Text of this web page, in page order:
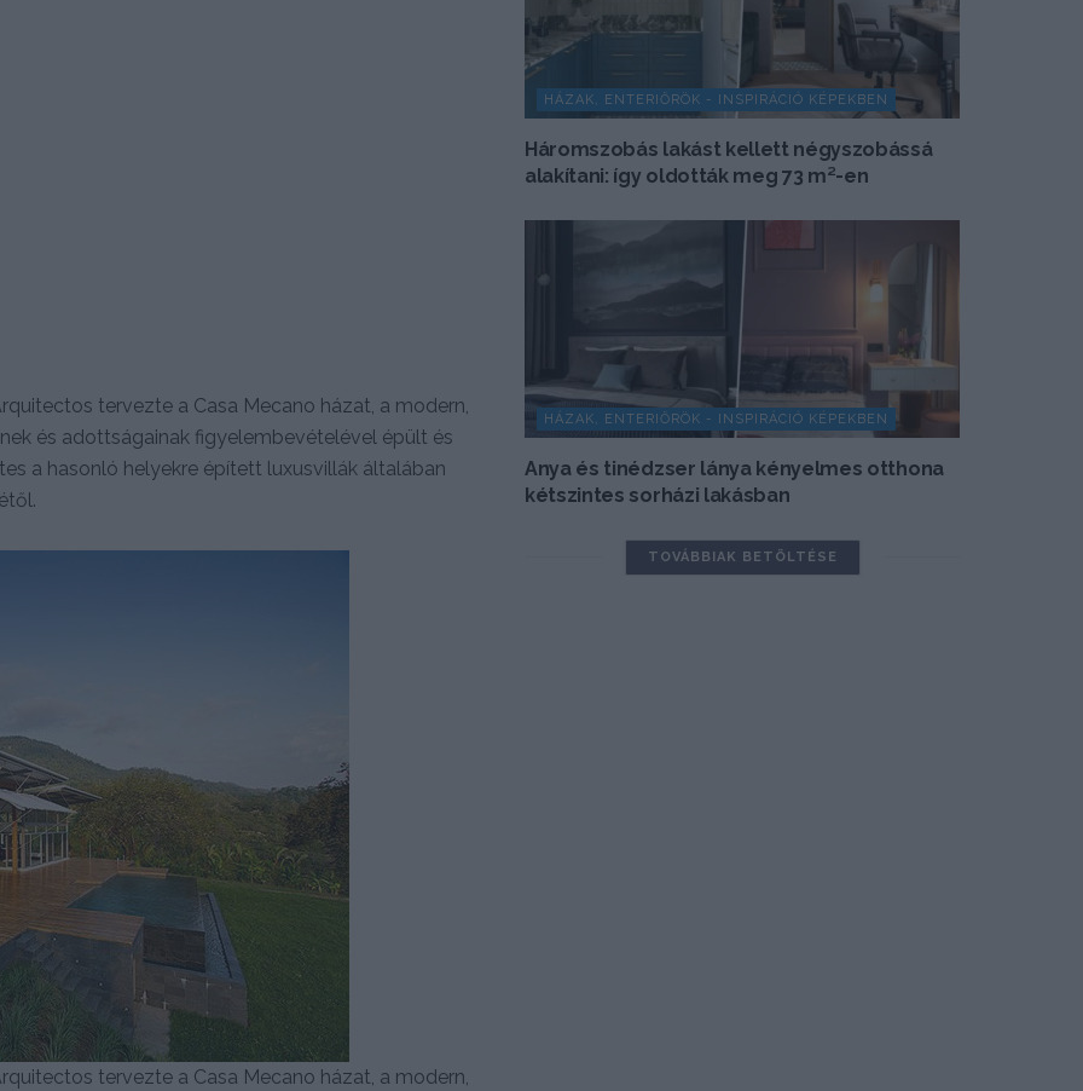
tervezte a Casa Mecano házat, a modern,
és adottságainak figyelembevételével épült és
a hasonló helyekre épített luxusvillák általában
tervezte a Casa Mecano házat, a modern,
HÁZAK, ENTERIŐRÖK - INSPIRÁCIÓ KÉPEKBEN
Háromszobás lakást kellett négyszobássá
alakítani: így oldották meg 73 m²-en
HÁZAK, ENTERIŐRÖK - INSPIRÁCIÓ KÉPEKBEN
Anya és tinédzser lánya kényelmes otthona
kétszintes sorházi lakásban
TOVÁBBIAK BETÖLTÉSE